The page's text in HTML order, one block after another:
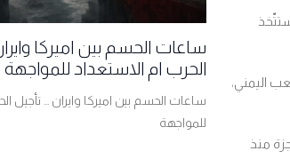
اليمني،
منذ
ساعات الحسم بين اميركا
الحرب ام الاستعداد للمواجهة
ساعات الحسم بين اميركا وايران ... تأجيل
للمواجهة